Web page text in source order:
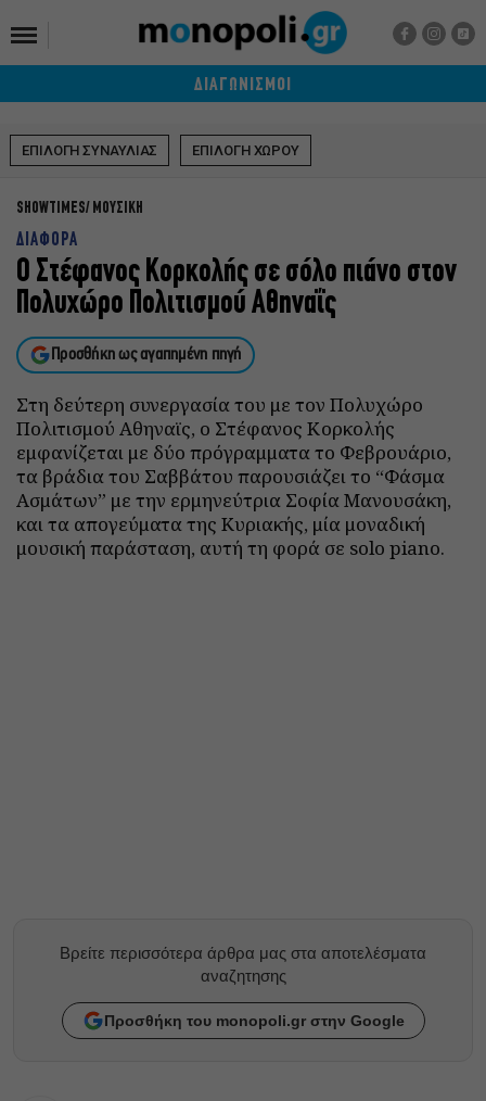
ΔΙΑΓΩΝΙΣΜΟΙ
ΕΠΙΛΟΓΗ ΣΥΝΑΥΛΙΑΣ ΕΠΙΛΟΓΗ ΧΩΡΟΥ
SHOWTIMES ΜΟΥΣΙΚΗ
ΔΙΑΦΟΡΑ
Ο Στέφανος Κορκολής σε σόλο πιάνο στον
Πολυχώρο Πολιτισμού Αθηναΐς
Προσθήκη ως αγαπημένη πηγή
Στη δεύτερη συνεργασία του με τον Πολυχώρο
Πολιτισμού Αθηναϊς, ο Στέφανος Κορκολής
εμφανίζεται με δύο πρόγραμματα το Φεβρουάριο,
τα βράδια του Σαββάτου παρουσιάζει το “Φάσμα
Ασμάτων” με την ερμηνεύτρια Σοφία Μανουσάκη,
και τα απογεύματα της Κυριακής, μία μοναδική
μουσική παράσταση, αυτή τη φορά σε solo piano.
Βρείτε περισσότερα άρθρα μας στα αποτελέσματα
αναζητησης
Προσθήκη του monopoli.gr στην Google